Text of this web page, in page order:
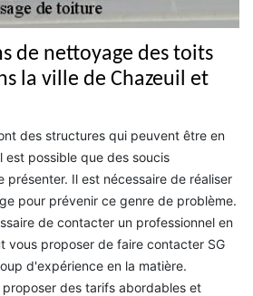
de nettoyage des toits
la ville de Chazeuil et
des structures qui peuvent être en
est possible que des soucis
présenter. Il est nécessaire de réaliser
pour prévenir ce genre de problème.
de contacter un professionnel en
vous proposer de faire contacter SG
d'expérience en la matière.
des tarifs abordables et